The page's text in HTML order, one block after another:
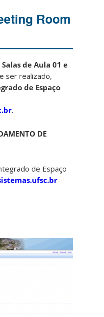
Room
Salas de Aula 01 e
ser realizado,
de Espaço
.
DE
de Espaço